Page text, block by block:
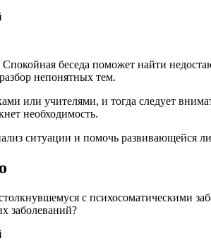
беседа поможет найти
непонятных тем.
или учителями, и тогда следует
необходимость.
ситуации и помочь развивающейся
с психосоматическими
заболеваний?